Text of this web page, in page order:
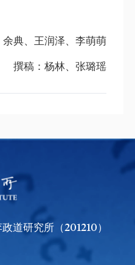
典、王润泽、李萌萌
撰稿：杨林、张璐瑶
道研究所（201210）